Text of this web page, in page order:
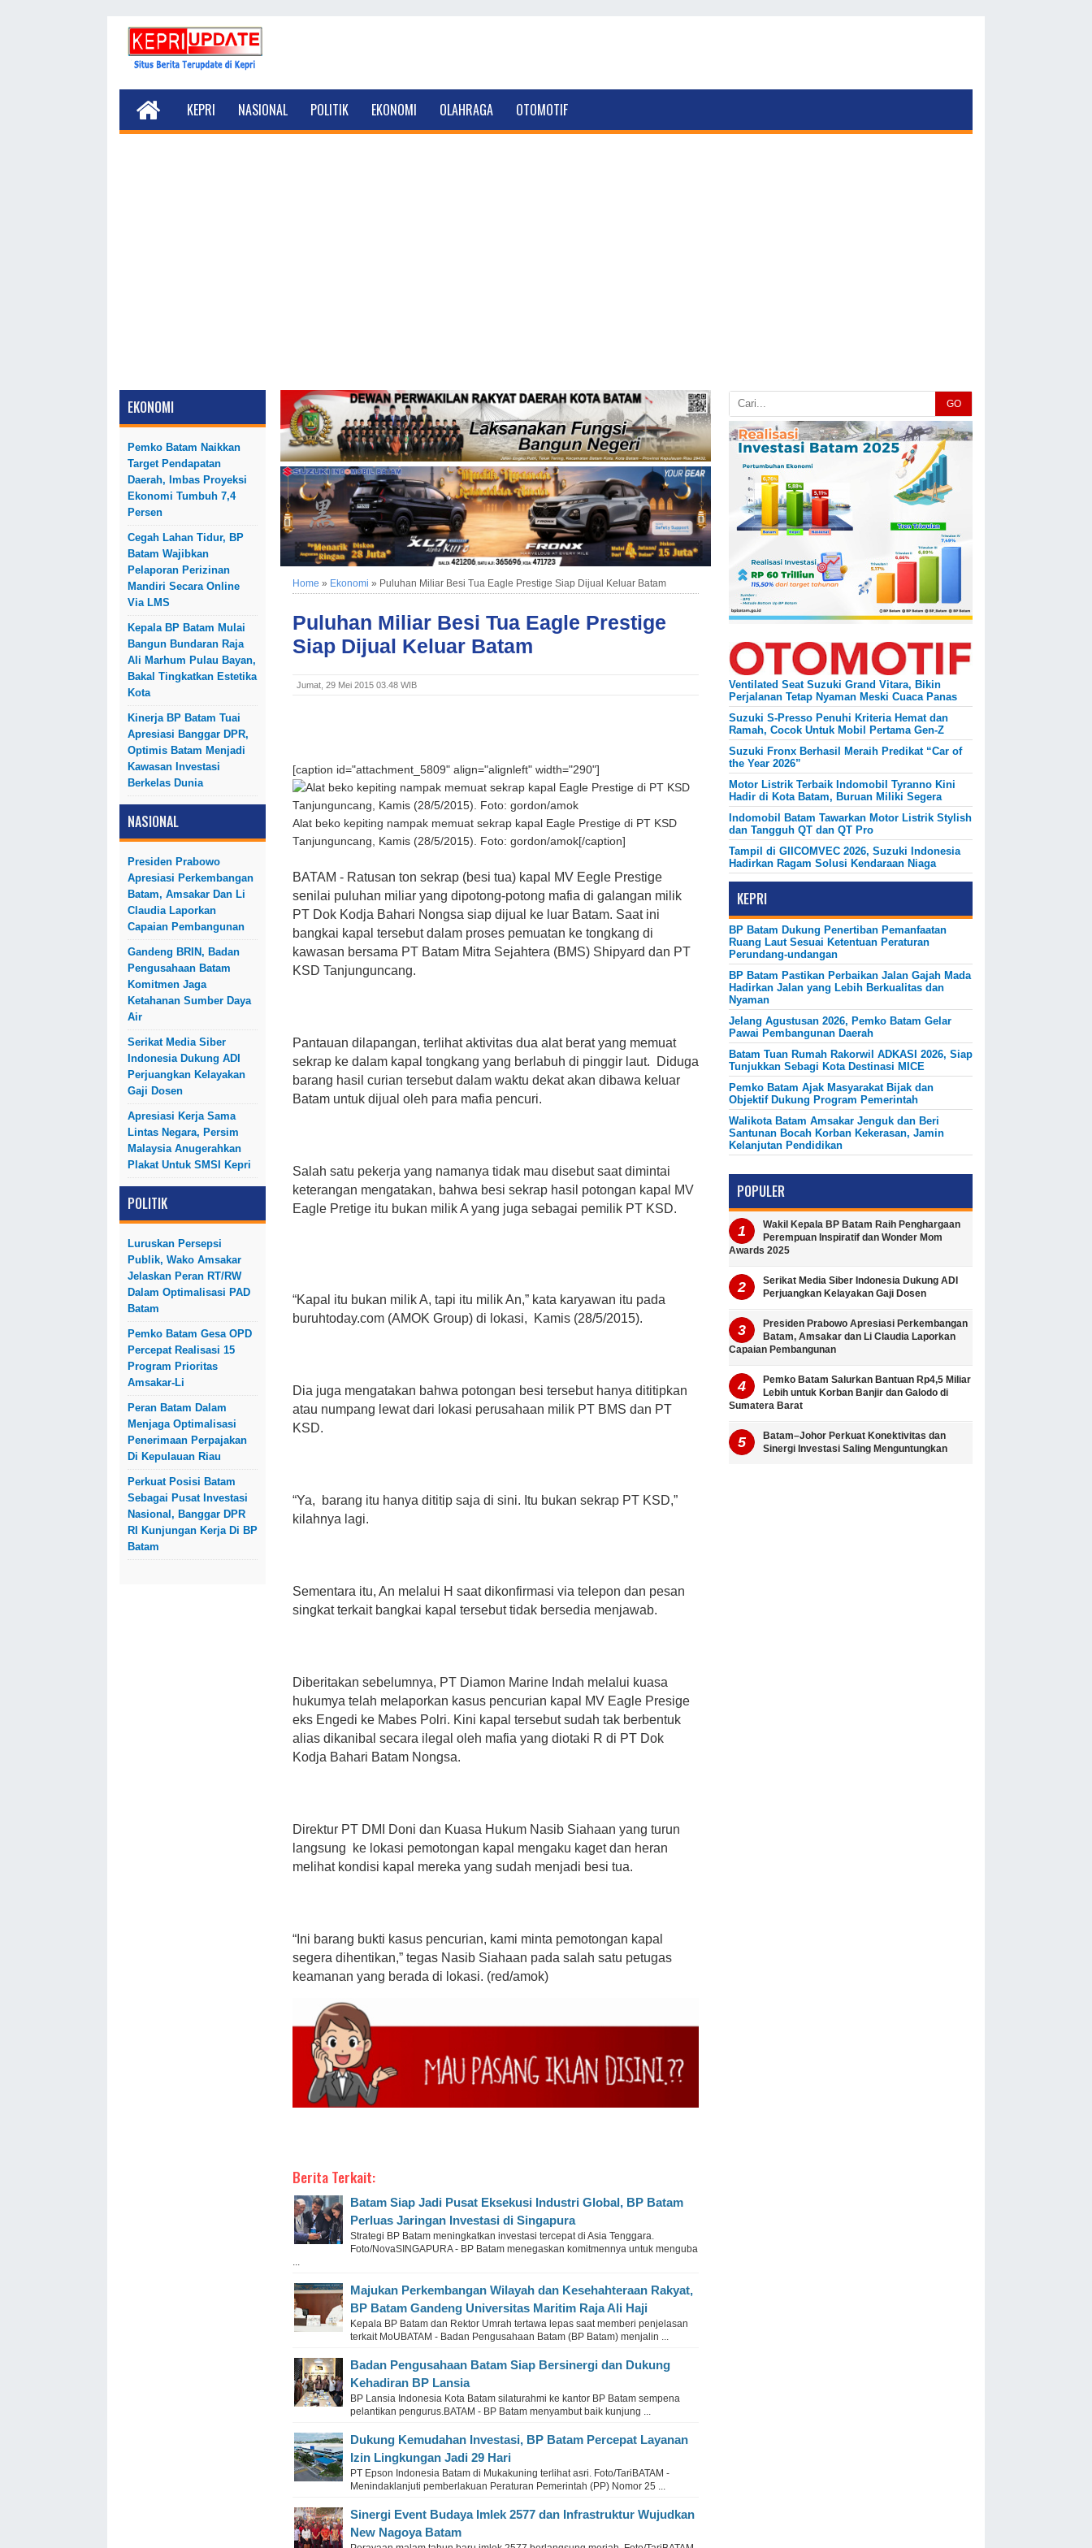
KEPRI NASIONAL POLITIK EKONOMI OLAHRAGA OTOMOTIF
EKONOMI
Pemko Batam Naikkan
Target Pendapatan
Daerah, Imbas Proyeksi
Ekonomi Tumbuh 7,4
Persen
Cegah Lahan Tidur, BP
Batam Wajibkan
Pelaporan Perizinan
Mandiri Secara Online
Via LMS
Kepala BP Batam Mulai
Bangun Bundaran Raja
Ali Marhum Pulau Bayan,
Bakal Tingkatkan Estetika
Kota
Kinerja BP Batam Tuai
Apresiasi Banggar DPR,
Optimis Batam Menjadi
Kawasan Investasi
Berkelas Dunia
NASIONAL
Presiden Prabowo
Apresiasi Perkembangan
Batam, Amsakar Dan Li
Claudia Laporkan
Capaian Pembangunan
Gandeng BRIN, Badan
Pengusahaan Batam
Komitmen Jaga
Ketahanan Sumber Daya
Air
Serikat Media Siber
Indonesia Dukung ADI
Perjuangkan Kelayakan
Gaji Dosen
Apresiasi Kerja Sama
Lintas Negara, Persim
Malaysia Anugerahkan
Plakat Untuk SMSI Kepri
POLITIK
Luruskan Persepsi
Publik, Wako Amsakar
Jelaskan Peran RT/RW
Dalam Optimalisasi PAD
Batam
Pemko Batam Gesa OPD
Percepat Realisasi 15
Program Prioritas
Amsakar-Li
Peran Batam Dalam
Menjaga Optimalisasi
Penerimaan Perpajakan
Di Kepulauan Riau
Perkuat Posisi Batam
Sebagai Pusat Investasi
Nasional, Banggar DPR
RI Kunjungan Kerja Di BP
Batam
Home » Ekonomi » Puluhan Miliar Besi Tua Eagle Prestige Siap Dijual Keluar Batam
Puluhan Miliar Besi Tua Eagle Prestige
Siap Dijual Keluar Batam
Jumat, 29 Mei 2015 03.48 WIB
[caption id="attachment_5809" align="alignleft" width="290"]
Alat beko kepiting nampak memuat sekrap kapal Eagle Prestige di PT KSD
Tanjunguncang, Kamis (28/5/2015). Foto: gordon/amok[/caption]
BATAM - Ratusan ton sekrap (besi tua) kapal MV Eegle Prestige
senilai puluhan miliar yang dipotong-potong mafia di galangan milik
PT Dok Kodja Bahari Nongsa siap dijual ke luar Batam. Saat ini
bangkai kapal tersebut dalam proses pemuatan ke tongkang di
kawasan bersama PT Batam Mitra Sejahtera (BMS) Shipyard dan PT
KSD Tanjunguncang.
Pantauan dilapangan, terlihat aktivitas dua alat berat yang memuat
sekrap ke dalam kapal tongkang yang berlabuh di pinggir laut. Diduga
barang hasil curian tersebut dalam waktu dekat akan dibawa keluar
Batam untuk dijual oleh para mafia pencuri.
Salah satu pekerja yang namanya tidak mau disebut saat dimintai
keterangan mengatakan, bahwa besi sekrap hasil potongan kapal MV
Eagle Pretige itu bukan milik A yang juga sebagai pemilik PT KSD.
“Kapal itu bukan milik A, tapi itu milik An,” kata karyawan itu pada
buruhtoday.com (AMOK Group) di lokasi, Kamis (28/5/2015).
Dia juga mengatakan bahwa potongan besi tersebut hanya dititipkan
atau numpang lewat dari lokasi perusahaan milik PT BMS dan PT
KSD.
“Ya, barang itu hanya dititip saja di sini. Itu bukan sekrap PT KSD,”
kilahnya lagi.
Sementara itu, An melalui H saat dikonfirmasi via telepon dan pesan
singkat terkait bangkai kapal tersebut tidak bersedia menjawab.
Diberitakan sebelumnya, PT Diamon Marine Indah melalui kuasa
hukumya telah melaporkan kasus pencurian kapal MV Eagle Presige
eks Engedi ke Mabes Polri. Kini kapal tersebut sudah tak berbentuk
alias dikanibal secara ilegal oleh mafia yang diotaki R di PT Dok
Kodja Bahari Batam Nongsa.
Direktur PT DMI Doni dan Kuasa Hukum Nasib Siahaan yang turun
langsung ke lokasi pemotongan kapal mengaku kaget dan heran
melihat kondisi kapal mereka yang sudah menjadi besi tua.
“Ini barang bukti kasus pencurian, kami minta pemotongan kapal
segera dihentikan,” tegas Nasib Siahaan pada salah satu petugas
keamanan yang berada di lokasi. (red/amok)
Berita Terkait:
Batam Siap Jadi Pusat Eksekusi Industri Global, BP Batam
Perluas Jaringan Investasi di Singapura
Strategi BP Batam meningkatkan investasi tercepat di Asia Tenggara.
Foto/NovaSINGAPURA - BP Batam menegaskan komitmennya untuk menguba
Majukan Perkembangan Wilayah dan Kesehahteraan Rakyat,
BP Batam Gandeng Universitas Maritim Raja Ali Haji
Kepala BP Batam dan Rektor Umrah tertawa lepas saat memberi penjelasan
terkait MoUBATAM - Badan Pengusahaan Batam (BP Batam) menjalin ...
Badan Pengusahaan Batam Siap Bersinergi dan Dukung
Kehadiran BP Lansia
BP Lansia Indonesia Kota Batam silaturahmi ke kantor BP Batam sempena
pelantikan pengurus.BATAM - BP Batam menyambut baik kunjung ...
Dukung Kemudahan Investasi, BP Batam Percepat Layanan
Izin Lingkungan Jadi 29 Hari
PT Epson Indonesia Batam di Mukakuning terlihat asri. Foto/TariBATAM -
Menindaklanjuti pemberlakuan Peraturan Pemerintah (PP) Nomor 25 ...
Sinergi Event Budaya Imlek 2577 dan Infrastruktur Wujudkan
New Nagoya Batam
GO
Ventilated Seat Suzuki Grand Vitara, Bikin
Perjalanan Tetap Nyaman Meski Cuaca Panas
Suzuki S-Presso Penuhi Kriteria Hemat dan
Ramah, Cocok Untuk Mobil Pertama Gen-Z
Suzuki Fronx Berhasil Meraih Predikat “Car of
the Year 2026”
Motor Listrik Terbaik Indomobil Tyranno Kini
Hadir di Kota Batam, Buruan Miliki Segera
Indomobil Batam Tawarkan Motor Listrik Stylish
dan Tangguh QT dan QT Pro
Tampil di GIICOMVEC 2026, Suzuki Indonesia
Hadirkan Ragam Solusi Kendaraan Niaga
KEPRI
BP Batam Dukung Penertiban Pemanfaatan
Ruang Laut Sesuai Ketentuan Peraturan
Perundang-undangan
BP Batam Pastikan Perbaikan Jalan Gajah Mada
Hadirkan Jalan yang Lebih Berkualitas dan
Nyaman
Jelang Agustusan 2026, Pemko Batam Gelar
Pawai Pembangunan Daerah
Batam Tuan Rumah Rakorwil ADKASI 2026, Siap
Tunjukkan Sebagi Kota Destinasi MICE
Pemko Batam Ajak Masyarakat Bijak dan
Objektif Dukung Program Pemerintah
Walikota Batam Amsakar Jenguk dan Beri
Santunan Bocah Korban Kekerasan, Jamin
Kelanjutan Pendidikan
POPULER
Wakil Kepala BP Batam Raih Penghargaan
Perempuan Inspiratif dan Wonder Mom
Awards 2025
Serikat Media Siber Indonesia Dukung ADI
Perjuangkan Kelayakan Gaji Dosen
Presiden Prabowo Apresiasi Perkembangan
Batam, Amsakar dan Li Claudia Laporkan
Capaian Pembangunan
Pemko Batam Salurkan Bantuan Rp4,5 Miliar
Lebih untuk Korban Banjir dan Galodo di
Sumatera Barat
Batam–Johor Perkuat Konektivitas dan
Sinergi Investasi Saling Menguntungkan